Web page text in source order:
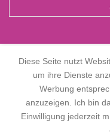
Alle Preise
Die durchgestrichenen
Diese Seite nutzt
um ihre Dienste
Werbung
anzuzeigen. Ich bin
Einwilligung jederzeit